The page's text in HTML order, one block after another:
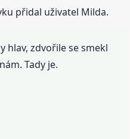
přidal uživatel Milda.
hlav, zdvořile se smekl
Tady je.